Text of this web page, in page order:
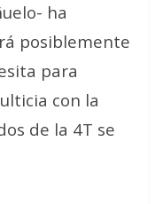
ha
posiblemente
para
con la
de la 4T se